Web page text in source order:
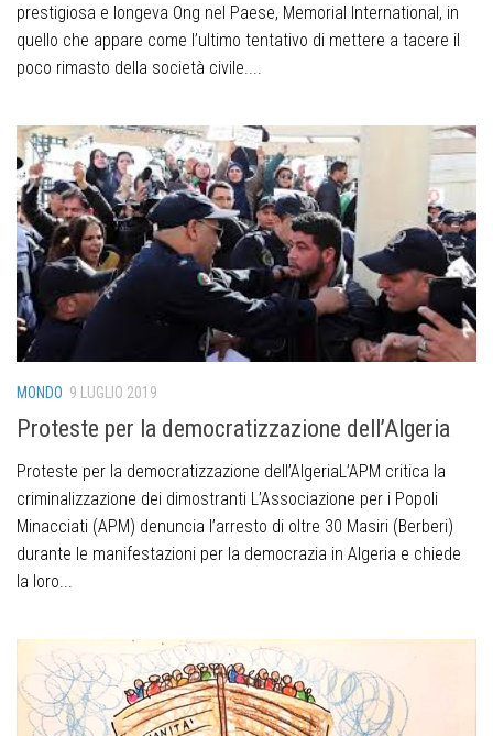
prestigiosa e longeva Ong nel Paese, Memorial International, in
quello che appare come l’ultimo tentativo di mettere a tacere il
poco rimasto della società civile....
MONDO 9 LUGLIO 2019
Proteste per la democratizzazione dell’Algeria
Proteste per la democratizzazione dell’AlgeriaL’APM critica la
criminalizzazione dei dimostranti L’Associazione per i Popoli
Minacciati (APM) denuncia l’arresto di oltre 30 Masiri (Berberi)
durante le manifestazioni per la democrazia in Algeria e chiede
la loro...